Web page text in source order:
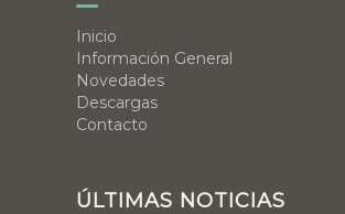
Inicio
Información General
Novedades
Descargas
Contacto
ÚLTIMAS NOTICIAS